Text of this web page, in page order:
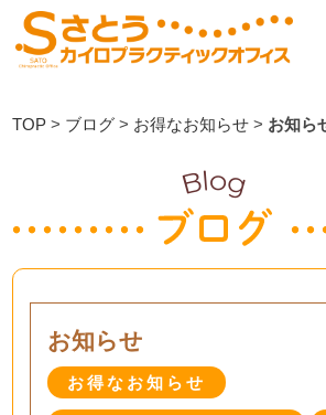
TOP > ブログ > お得なお知らせ > お知ら
お知らせ
お得なお知らせ